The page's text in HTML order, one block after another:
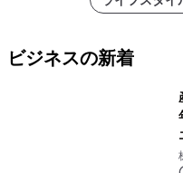
ビジネスの新着